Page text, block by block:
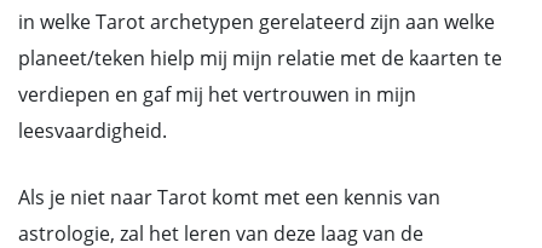
in welke Tarot archetypen gerelateerd zijn aan welke
planeet/teken hielp mij mijn relatie met de kaarten te
verdiepen en gaf mij het vertrouwen in mijn
leesvaardigheid.
Als je niet naar Tarot komt met een kennis van
astrologie, zal het leren van deze laag van de